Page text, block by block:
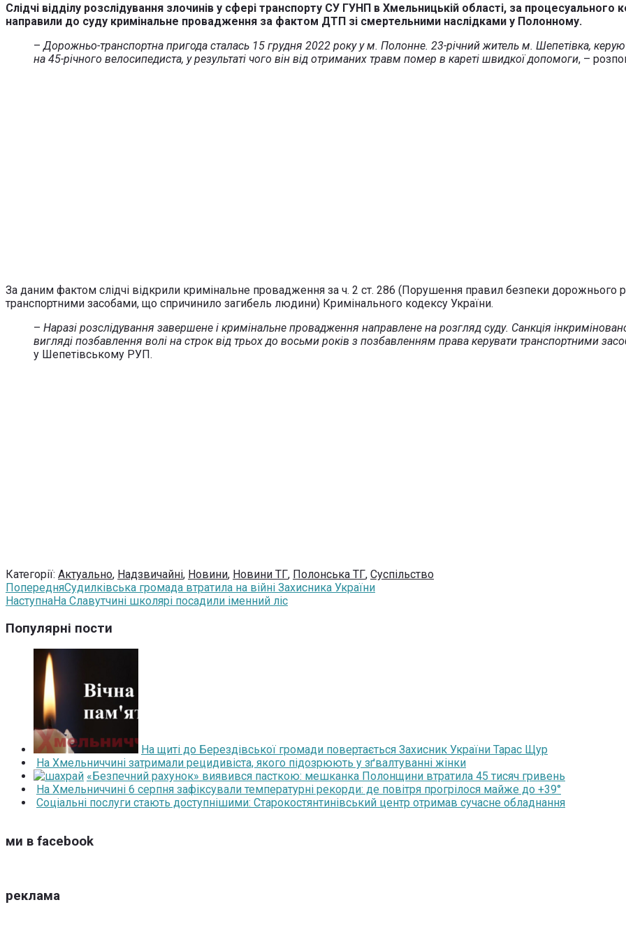
Слідчі відділу розслідування злочинів у сфері транспорту СУ ГУНП в Хмельницькій області, за
направили до суду кримінальне провадження за фактом ДТП зі смертельними наслідками у Полонному.
– Дорожньо-транспортна пригода сталась 15 грудня 2022 року у м. Полонне. 23-річний житель м. Шепетівка,
на 45-річного велосипедиста, у результаті чого він від отриманих травм помер в кареті швидкої допомоги, –
За даним фактом слідчі відкрили кримінальне провадження за ч. 2 ст. 286 (Порушення правил безпеки дорожнього
транспортними засобами, що спричинило загибель людини) Кримінального кодексу України.
– Наразі розслідування завершене і кримінальне провадження направлене на розгляд суду. Санкція
вигляді позбавлення волі на строк від трьох до восьми років з позбавленням права керувати транспортними
у Шепетівському РУП.
Категорії: Актуально, Надзвичайні, Новини, Новини ТГ, Полонська ТГ, Суспільство
ПопередняСудилківська громада втратила на війні Захисника України
НаступнаНа Славутчині школярі посадили іменний ліс
Популярні пости
На щиті до Берездівської громади повертається Захисник України Тарас Щур
На Хмельниччині затримали рецидивіста, якого підозрюють у зґвалтуванні жінки
«Безпечний рахунок» виявився пасткою: мешканка Полонщини втратила 45 тисяч гривень
На Хмельниччині 6 серпня зафіксували температурні рекорди: де повітря прогрілося майже до +39°
Соціальні послуги стають доступнішими: Старокостянтинівський центр отримав сучасне обладнання
ми в facebook
реклама